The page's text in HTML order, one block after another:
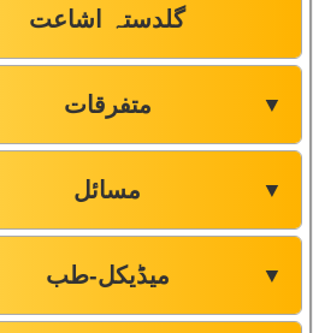
گلدستہ اشاعت
متفرقات ▼
مسائل ▼
میڈیکل-طب ▼